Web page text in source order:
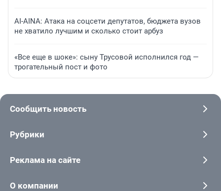
AI-AINA: Атака на соцсети депутатов, бюджета вузов
не хватило лучшим и сколько стоит арбуз
«Все еще в шоке»: сыну Трусовой исполнился год —
трогательный пост и фото
Сообщить новость
Рубрики
Реклама на сайте
О компании